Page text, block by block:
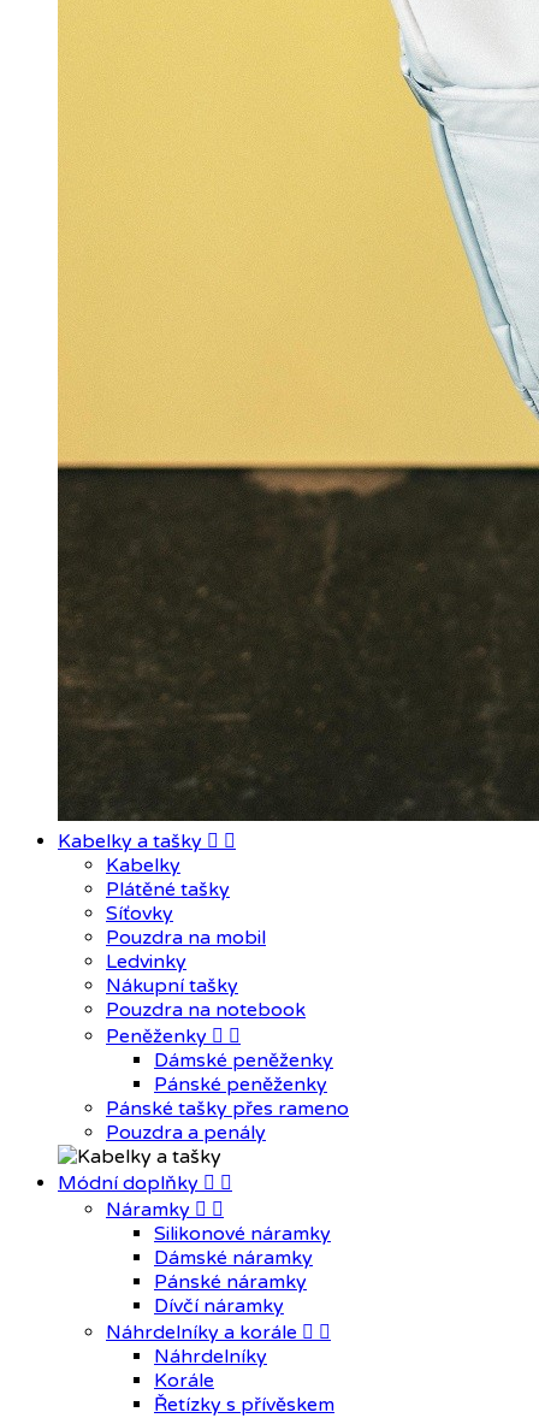
Kabelky a tašky  
Kabelky
Plátěné tašky
Síťovky
Pouzdra na mobil
Ledvinky
Nákupní tašky
Pouzdra na notebook
Peněženky  
Dámské peněženky
Pánské peněženky
Pánské tašky přes rameno
Pouzdra a penály
Módní doplňky  
Náramky  
Silikonové náramky
Dámské náramky
Pánské náramky
Dívčí náramky
Náhrdelníky a korále  
Náhrdelníky
Korále
Řetízky s přívěskem